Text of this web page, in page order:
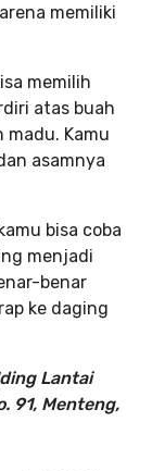
memiliki
memilih
atas buah
madu. Kamu
asamnya
bisa coba
menjadi
benar
ke daging
Lantai
91, Menteng,